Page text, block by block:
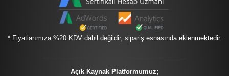
* Fiyatlarımıza %20 KDV dahil değildir, sipariş esnasında eklenmektedir.
Açık Kaynak Platformumuz;